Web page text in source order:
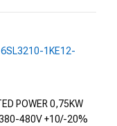
1KE12-
POWER 0,75KW
480V +10/-20%